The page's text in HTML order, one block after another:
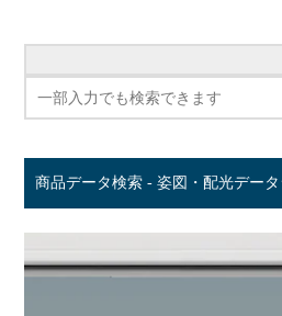
商品データ検索 - 姿図・配光デー